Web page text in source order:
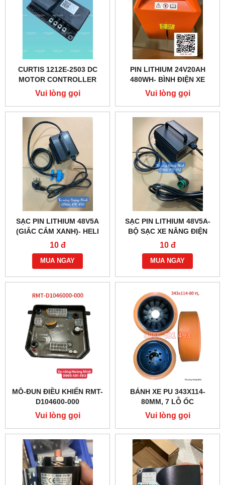
CURTIS 1212E-2503 DC
MOTOR CONTROLLER
Vui lòng gọi
PIN LITHIUM 24V20AH
480WH- BÌNH ĐIỆN XE
NÂNG NOBLELIFT PTE
Vui lòng gọi
SẠC PIN LITHIUM 48V5A
(GIẮC CẮM XANH)- HELI
CBD20J-LI3
10 đ
MUA NGAY
SẠC PIN LITHIUM 48V5A-
BỘ SẠC XE NÂNG ĐIỆN
HELI CBD20J-LI
10 đ
MUA NGAY
MÔ-ĐUN ĐIỀU KHIỂN RMT-
D104600-000
Vui lòng gọi
BÁNH XE PU 343X114-
80MM, 7 LỖ ỐC
Vui lòng gọi